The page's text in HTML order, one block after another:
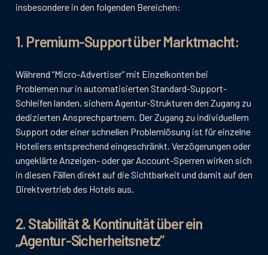
insbesondere in den folgenden Bereichen:
1. Premium-Support über Marktmacht:
Während “Micro-Advertiser” mit Einzelkonten bei
Problemen nur in automatisierten Standard-Support-
Schleifen landen, sichern Agentur-Strukturen den Zugang zu
dedizierten Ansprechpartnern. Der Zugang zu individuellem
Support oder einer schnellen Problemlösung ist für einzelne
Hoteliers entsprechend eingeschränkt. Verzögerungen oder
ungeklärte Anzeigen- oder gar Account-Sperren wirken sich
in diesen Fällen direkt auf die Sichtbarkeit und damit auf den
Direktvertrieb des Hotels aus.
2. Stabilität & Kontinuität über ein
„Agentur-Sicherheitsnetz“